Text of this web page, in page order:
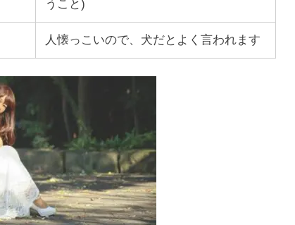
うこと)
人懐っこいので、犬だとよく言われます